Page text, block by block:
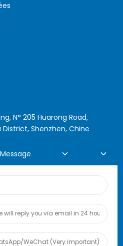
N° 205 Huarong Road,
Shenzhen, Chine